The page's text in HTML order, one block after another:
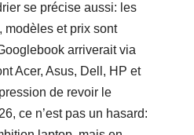
se précise aussi: les
modèles et prix sont
arriverait via
Acer, Asus, Dell, HP et
de revoir le
ce n’est pas un hasard: